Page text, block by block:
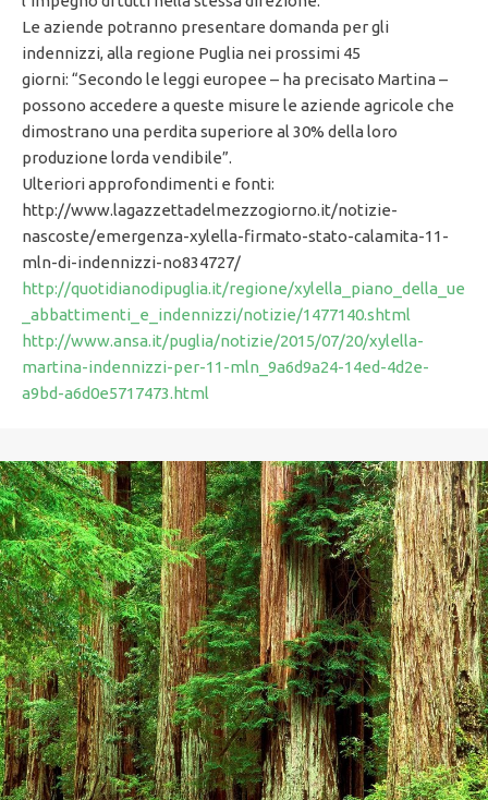
Le aziende potranno presentare domanda per gli
indennizzi, alla regione Puglia nei prossimi 45
giorni: “Secondo le leggi europee – ha precisato Martina –
possono accedere a queste misure le aziende agricole che
dimostrano una perdita superiore al 30% della loro
produzione lorda vendibile”.
Ulteriori approfondimenti e fonti:
http://www.lagazzettadelmezzogiorno.it/notizie-
nascoste/emergenza-xylella-firmato-stato-calamita-11-
mln-di-indennizzi-no834727/
http://quotidianodipuglia.it/regione/xylella_piano_della_ue
_abbattimenti_e_indennizzi/notizie/1477140.shtml
http://www.ansa.it/puglia/notizie/2015/07/20/xylella-
martina-indennizzi-per-11-mln_9a6d9a24-14ed-4d2e-
a9bd-a6d0e5717473.html